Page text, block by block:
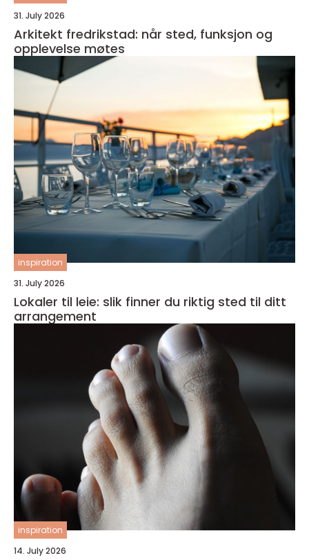
31. July 2026
Arkitekt fredrikstad: når sted, funksjon og
opplevelse møtes
inspiration
31. July 2026
Lokaler til leie: slik finner du riktig sted til ditt
arrangement
inspiration
14. July 2026